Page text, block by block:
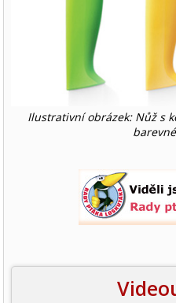
Ilustrativní obrázek: Nůž s